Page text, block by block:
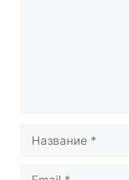
Название
Email